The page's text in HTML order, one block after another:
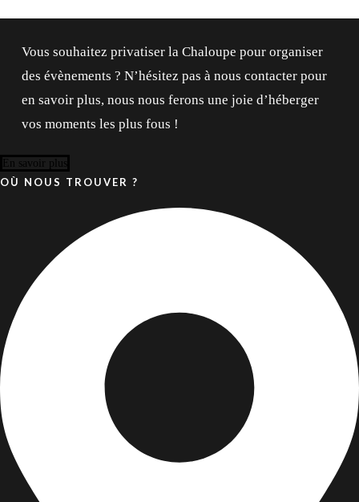
09 81 00 36 37
09 81 00 36 37
Localisation
4.5/5 sur Google
Vous souhaitez privatiser la Chaloupe pour organiser
des évènements ? N’hésitez pas à nous contacter pour
en savoir plus, nous nous ferons une joie d’héberger
vos moments les plus fous !
En savoir plus
OÙ NOUS TROUVER ?